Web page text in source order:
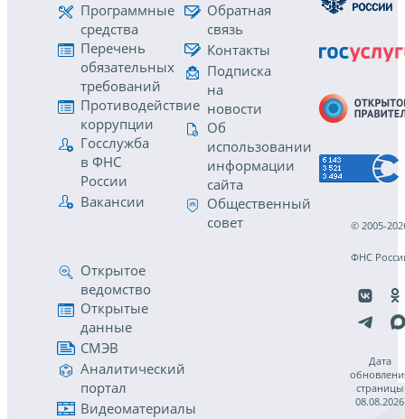
Программные
средства
Перечень
обязательных
требований
Противодействие
коррупции
Госслужба
в ФНС
России
Вакансии
Обратная
связь
Контакты
Подписка
на
новости
Об
использовании
информации
сайта
Общественный
совет
Открытое
ведомство
Открытые
данные
СМЭВ
Аналитический
портал
Видеоматериалы
© 2005-
ФНС
Дата
страницы
08.08.2026